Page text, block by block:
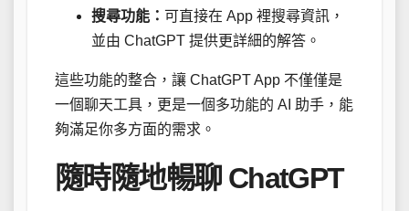
搜尋功能： 可直接在 App 裡搜尋資訊，
並由 ChatGPT 提供更詳細的解答。
這些功能的整合，讓 ChatGPT App 不僅僅是
一個聊天工具，更是一個多功能的 AI 助手，能
夠滿足你多方面的需求。
隨時隨地暢聊 ChatGPT